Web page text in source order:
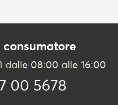
consumatore
dalle 08:00 alle 16:00
00 5678